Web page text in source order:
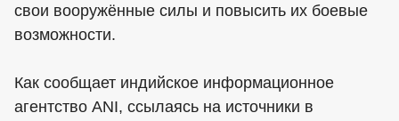
свои вооружённые силы и повысить их боевые
возможности.
Как сообщает индийское информационное
агентство ANI, ссылаясь на источники в